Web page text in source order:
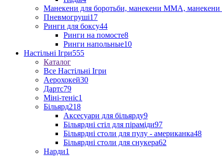
Манекени для боротьби, манекени ММА, манекени
Пневмогруші17
Ринги для боксу44
Ринги на помосте8
Ринги напольные10
Настільні Ігри555
Каталог
Все Настільні Ігри
Аерохокей30
Дартс79
Міні-теніс1
Більярд218
Аксесуари для більярду9
Більярдні стіл для піраміди97
Більярдні столи для пулу - американка48
Більярдні столи для снукера62
Нарди1